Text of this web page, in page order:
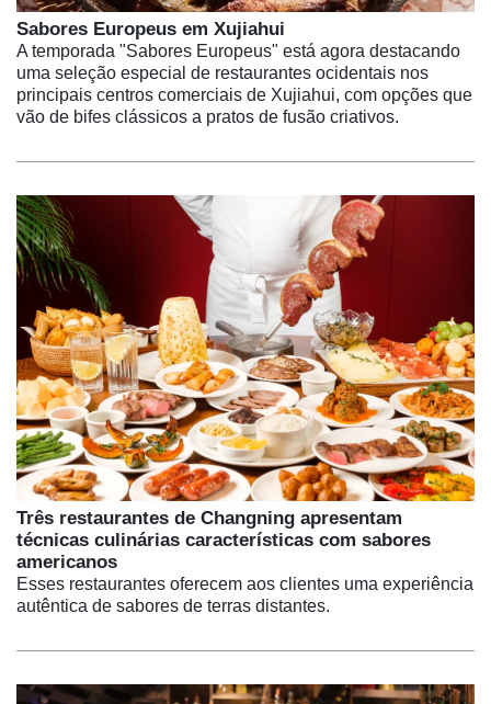
Sabores Europeus em Xujiahui
A temporada "Sabores Europeus" está agora destacando
uma seleção especial de restaurantes ocidentais nos
principais centros comerciais de Xujiahui, com opções que
vão de bifes clássicos a pratos de fusão criativos.
Três restaurantes de Changning apresentam
técnicas culinárias características com sabores
americanos
Esses restaurantes oferecem aos clientes uma experiência
autêntica de sabores de terras distantes.